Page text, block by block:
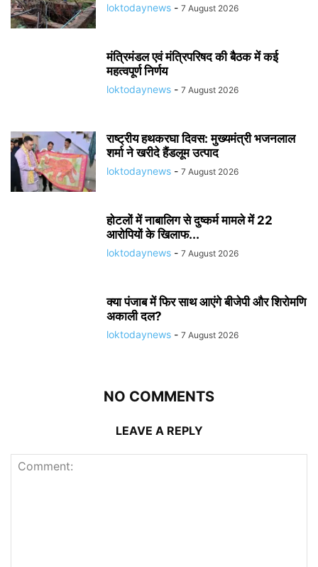
loktodaynews - 7 August 2026
मंत्रिमंडल एवं मंत्रिपरिषद की बैठक में कई
महत्वपूर्ण निर्णय
loktodaynews - 7 August 2026
राष्ट्रीय हथकरघा दिवस: मुख्यमंत्री भजनलाल
शर्मा ने खरीदे हैंडलूम उत्पाद
loktodaynews - 7 August 2026
होटलों में नाबालिग से दुष्कर्म मामले में 22
आरोपियों के खिलाफ...
loktodaynews - 7 August 2026
क्या पंजाब में फिर साथ आएंगे बीजेपी और शिरोमणि
अकाली दल?
loktodaynews - 7 August 2026
NO COMMENTS
LEAVE A REPLY